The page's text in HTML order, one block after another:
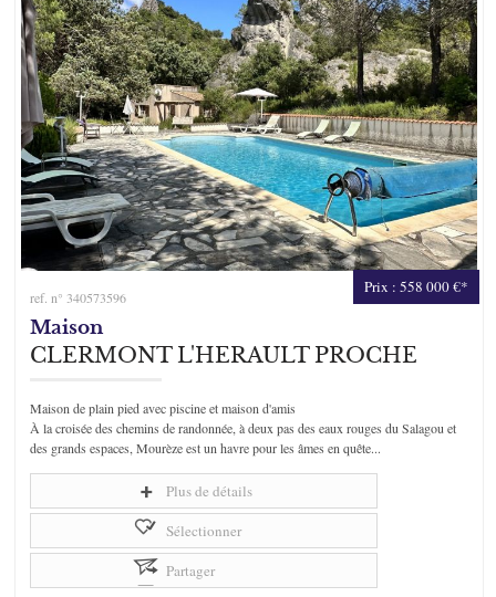
Prix : 558 000 €*
ref. n° 340573596
Maison
CLERMONT L'HERAULT PROCHE
Maison de plain pied avec piscine et maison d'amis
À la croisée des chemins de randonnée, à deux pas des eaux rouges du Salagou et
des grands espaces, Mourèze est un havre pour les âmes en quête...
Plus de détails
Sélectionner
Partager